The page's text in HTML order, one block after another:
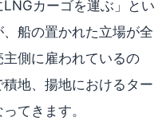
カーゴを運ぶ」とい
船の置かれた立場が全
側に雇われているの
地、揚地におけるター
てきます。